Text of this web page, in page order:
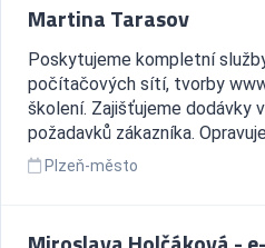
Martina Tarasov
Poskytujeme kompletní
počítačových sítí, tvorby
školení. Zajišťujeme dodávky
požadavků zákazníka.
Plzeň-město